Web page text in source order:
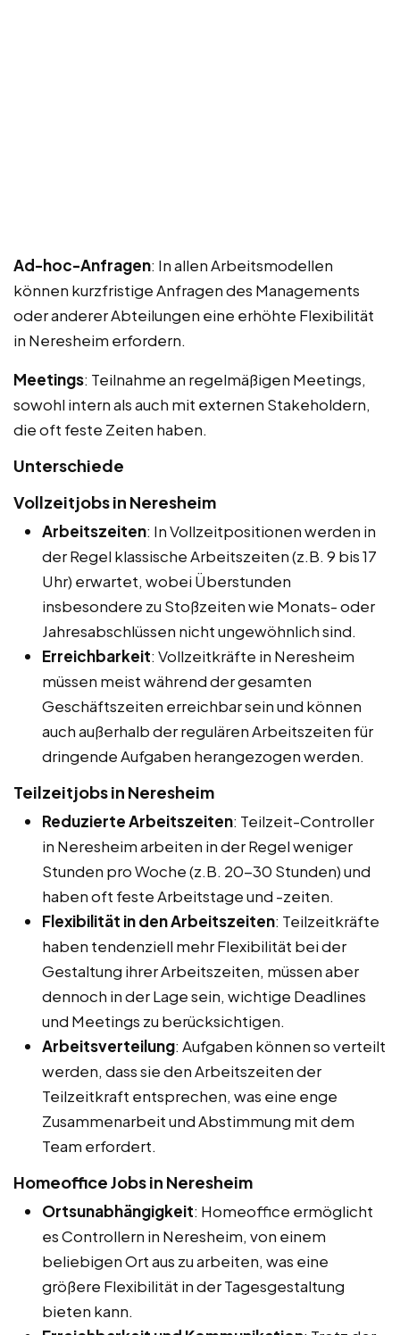
Ad-hoc-Anfragen: In allen Arbeitsmodellen
können kurzfristige Anfragen des Managements
oder anderer Abteilungen eine erhöhte Flexibilität
in Neresheim erfordern.
Meetings: Teilnahme an regelmäßigen Meetings,
sowohl intern als auch mit externen Stakeholdern,
die oft feste Zeiten haben.
Unterschiede
Vollzeitjobs in Neresheim
Arbeitszeiten: In Vollzeitpositionen werden in
der Regel klassische Arbeitszeiten (z.B. 9 bis 17
Uhr) erwartet, wobei Überstunden
insbesondere zu Stoßzeiten wie Monats- oder
Jahresabschlüssen nicht ungewöhnlich sind.
Erreichbarkeit: Vollzeitkräfte in Neresheim
müssen meist während der gesamten
Geschäftszeiten erreichbar sein und können
auch außerhalb der regulären Arbeitszeiten für
dringende Aufgaben herangezogen werden.
Teilzeitjobs in Neresheim
Reduzierte Arbeitszeiten: Teilzeit-Controller
in Neresheim arbeiten in der Regel weniger
Stunden pro Woche (z.B. 20-30 Stunden) und
haben oft feste Arbeitstage und -zeiten.
Flexibilität in den Arbeitszeiten: Teilzeitkräfte
haben tendenziell mehr Flexibilität bei der
Gestaltung ihrer Arbeitszeiten, müssen aber
dennoch in der Lage sein, wichtige Deadlines
und Meetings zu berücksichtigen.
Arbeitsverteilung: Aufgaben können so verteilt
werden, dass sie den Arbeitszeiten der
Teilzeitkraft entsprechen, was eine enge
Zusammenarbeit und Abstimmung mit dem
Team erfordert.
Homeoffice Jobs in Neresheim
Ortsunabhängigkeit: Homeoffice ermöglicht
es Controllern in Neresheim, von einem
beliebigen Ort aus zu arbeiten, was eine
größere Flexibilität in der Tagesgestaltung
bieten kann.